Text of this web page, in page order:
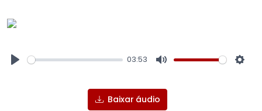
03:53
Baixar áudio